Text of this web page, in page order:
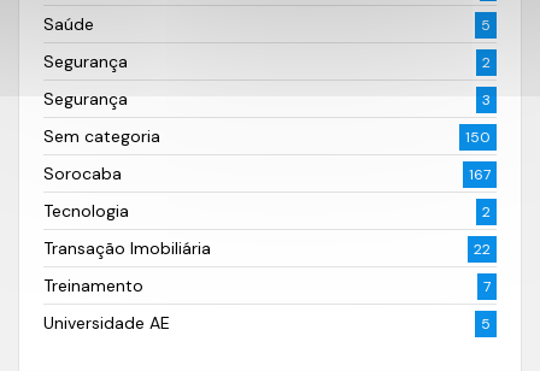
Saúde 5
Segurança 2
Segurança 3
Sem categoria 150
Sorocaba 167
Tecnologia 2
Transação Imobiliária 22
Treinamento 7
Universidade AE 5